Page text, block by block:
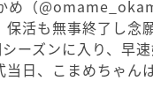
め（
保活も無事終了し念
ーズンに入り、早
当日、こまめちゃん